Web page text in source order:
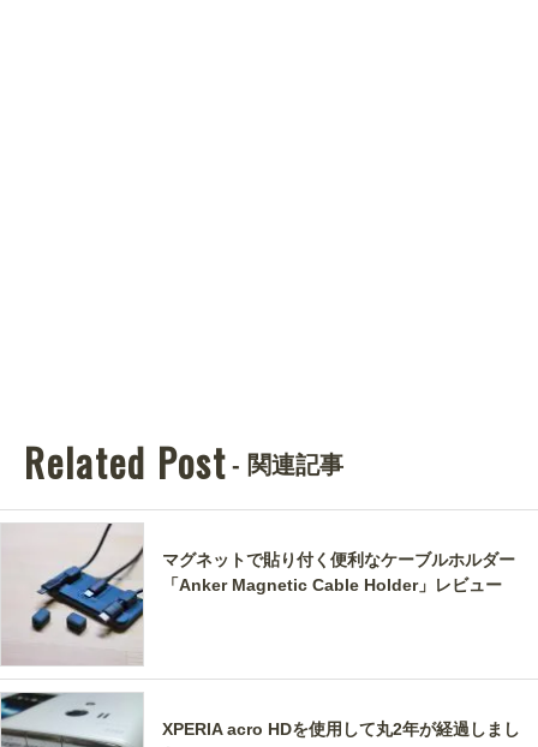
Related Post - 関連記事
マグネットで貼り付く便利なケーブルホルダー
「Anker Magnetic Cable Holder」レビュー
XPERIA acro HDを使用して丸2年が経過しまし